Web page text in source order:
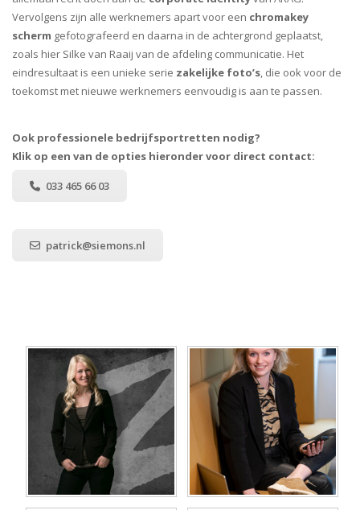
Vervolgens zijn alle werknemers apart voor een chromakey
scherm gefotografeerd en daarna in de achtergrond geplaatst,
zoals hier Silke van Raaij van de afdeling communicatie. Het
eindresultaat is een unieke serie zakelijke foto’s, die ook voor de
toekomst met nieuwe werknemers eenvoudig is aan te passen.
Ook professionele bedrijfsportretten nodig?
Klik op een van de opties hieronder voor direct contact:
033 465 66 03
patrick@siemons.nl